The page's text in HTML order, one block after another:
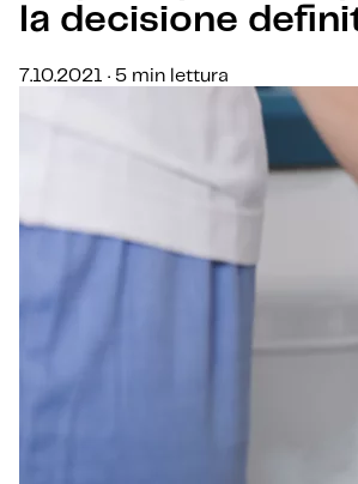
la decisione
7.10.2021 · 5 min lettura